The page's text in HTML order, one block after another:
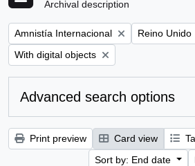
Archival description
Remove filter:
Amnistía Internacional Remove filter:
Reino Unido
Remove filter:
With digital objects
Advanced search options
Print preview Card view
Sort by: End date